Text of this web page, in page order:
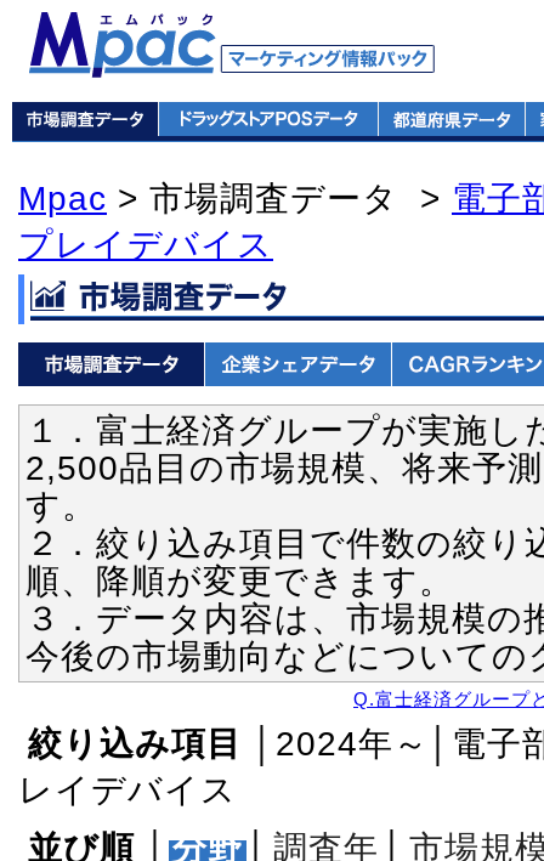
Mpac > 市場調査データ > 電子
プレイデバイス
１．富士経済グループが実施し
2,500品目の市場規模、将来予
す。
２．絞り込み項目で件数の絞
順、降順が変更できます。
３．データ内容は、市場規模
今後の市場動向などについて
Q.富士経済グループ
絞り込み項目
│2024年～│電子
レイデバイス
並び順
分野 調査年
市場規